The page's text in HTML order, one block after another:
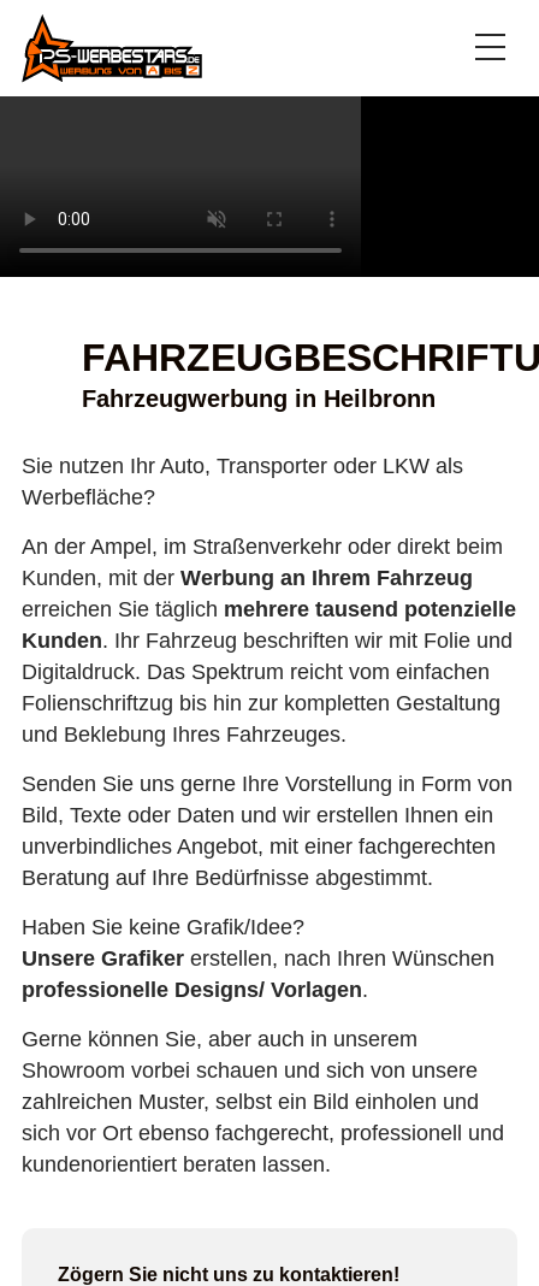
Fahrzeugwerbung in Heilbronn
Sie nutzen Ihr Auto, Transporter oder LKW als
Werbefläche?
An der Ampel, im Straßenverkehr oder direkt beim
Kunden, mit der Werbung an Ihrem Fahrzeug
erreichen Sie täglich mehrere tausend potenzielle
Kunden. Ihr Fahrzeug beschriften wir mit Folie und
Digitaldruck. Das Spektrum reicht vom einfachen
Folienschriftzug bis hin zur kompletten Gestaltung
und Beklebung Ihres Fahrzeuges.
Senden Sie uns gerne Ihre Vorstellung in Form von
Bild, Texte oder Daten und wir erstellen Ihnen ein
unverbindliches Angebot, mit einer fachgerechten
Beratung auf Ihre Bedürfnisse abgestimmt.
Haben Sie keine Grafik/Idee?
Unsere Grafikererstellen, nach Ihren Wünschen
professionelle Designs/ Vorlagen.
Gerne können Sie, aber auch in unserem
Showroom vorbei schauen und sich von unsere
zahlreichen Muster, selbst ein Bild einholen und
sich vor Ort ebenso fachgerecht, professionell und
kundenorientiert beraten lassen.
Zögern Sie nicht uns zu kontaktieren!